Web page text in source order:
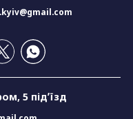
5 підʼїзд